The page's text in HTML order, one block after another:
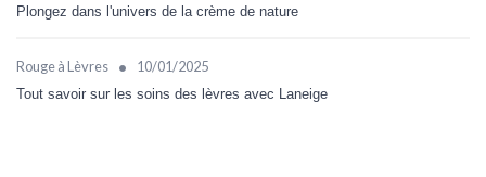
Plongez dans l'univers de la crème de nature
Rouge à Lèvres • 10/01/2025
Tout savoir sur les soins des lèvres avec Laneige